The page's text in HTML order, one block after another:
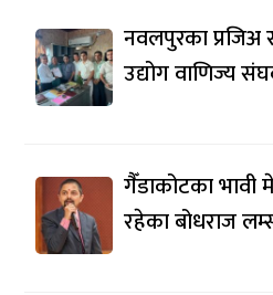
नवलपुरका प्रजिअ
उद्योग वाणिज्य
गैँडाकोटका भावी
रहेका बोधराज